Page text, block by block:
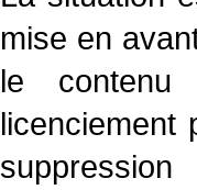
mise en
le contenu
licenciement